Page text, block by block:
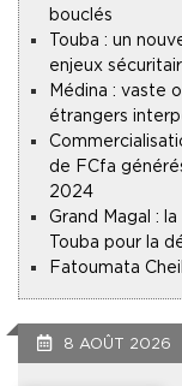
bouclés
Touba : un
enjeux
Médina : vaste
étrangers
de FCfa
2024
Grand Magal :
Touba pour la
Fatoumata
8 AOÛT 2026